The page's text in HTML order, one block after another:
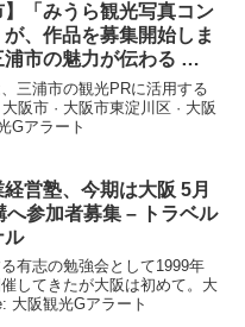
】「みうら観光写真コン
、作品を募集開始しま
浦市の魅力が伝わる …
三浦市の観光PRに活用する
阪市 · 大阪市東淀川区 · 大阪
Gアラート
営塾、今期は大阪 5月
へ参加者募集 – トラベル
ル
有志の勉強会として1999年
してきたが大阪は初めて。大
大阪観光Gアラート